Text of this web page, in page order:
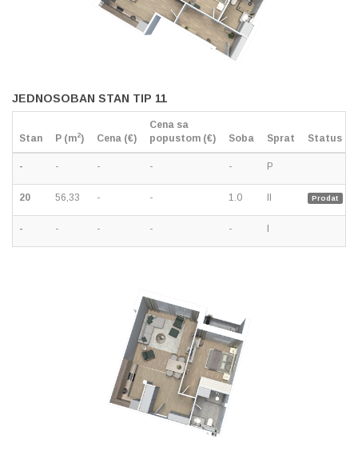
JEDNOSOBAN STAN TIP 11
Stan P (m2) Cena (€)
Cena sa
popustom (€)
Soba Sprat Status
- - - - - P
20 56,33 - - 1.0 II Prodat
- - - - - I